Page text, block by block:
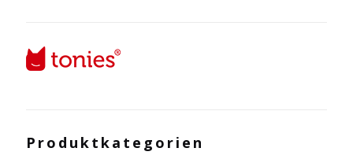
Produktkategorien